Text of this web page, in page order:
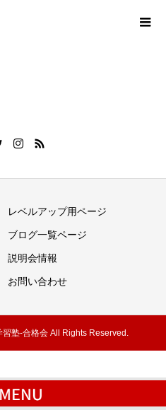
レベルアップ用ページ
ブログ一覧ページ
説明会情報
お問い合わせ
塾-合格会 All Rights Reserved.